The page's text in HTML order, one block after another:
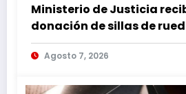
Ministerio de Justicia
donación de sillas de
internos vulnerables
Agosto 7, 2026